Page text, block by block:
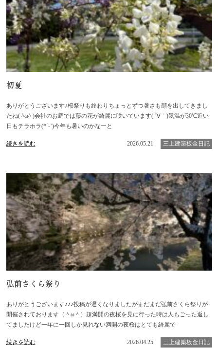
初夏
ありがとうございます♪桜祭りも終わりちょっとずつ暑さも顔を出してきまし
たね( ^ω^ )会社のお庭では藤の花が綺麗に咲いています( ´∀｀)気温が30℃近い
日もチラホラ(*´-`)今年も暑いのかなーと
続きを読む 2026.05.21 三上建築板金日記
弘前さくら祭り
ありがとうございます♪♪♪投稿が遅くなりましたがまだまだ弘前さくら祭りが
開催されております（＾ω＾）超満開の夜桜を見に行った時は人もごった返し
てましたけど一年に一回しか見れない満開の夜桜はとても綺麗で
続きを読む 2026.04.25 三上建築板金日記